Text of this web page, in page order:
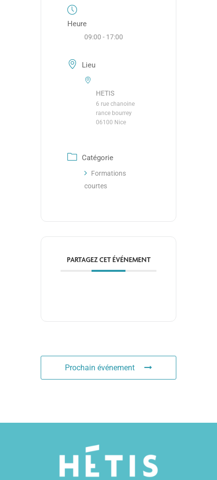
Heure
09:00 - 17:00
Lieu
HETIS
6 rue chanoine
rance bourrey
06100 Nice
Catégorie
Formations
courtes
PARTAGEZ CET ÉVÉNEMENT
Prochain événement